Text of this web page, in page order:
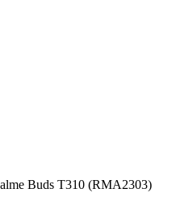
Buds T310 (RMA2303)